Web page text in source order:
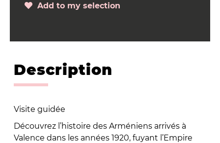
Add to my selection
Description
Visite guidée
Découvrez l’histoire des Arméniens arrivés à
Valence dans les années 1920, fuyant l’Empire